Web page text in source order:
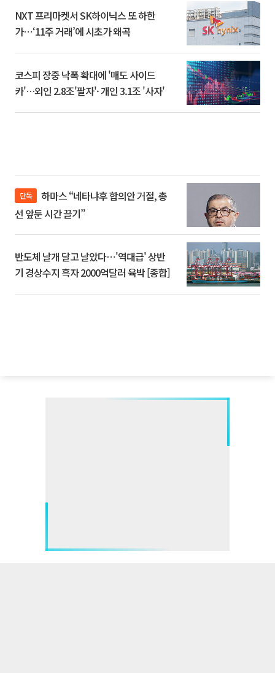
NXT 프리마켓서 SK하이닉스 또 하한
가⋯‘11주 거래’에 시초가 왜곡
코스피 장중 낙폭 확대에 '매도 사이드
카'…외인 2.8조'팔자'· 개인 3.1조 '사자'
단독
선 앞둔 시간 끌기”
반도체 날개 달고 날았다⋯'역대급' 상반
기 경상수지 흑자 2000억달러 육박 [종합]